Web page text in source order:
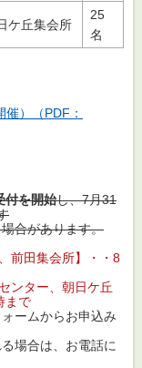
ケ丘集会所
25
名
）（PDF：
付を開始し、7月31
合があります。
前田集会所】・・8
ンター、朝日ケ丘
まで
ームからお申込み
場合は、お電話に